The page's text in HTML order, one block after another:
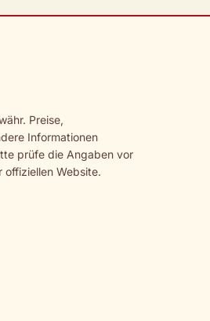
Preise,
Informationen
prüfe die Angaben vor
offiziellen Website.